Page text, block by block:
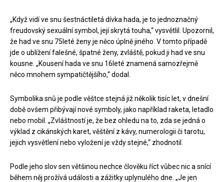
„Když vidí ve snu šestnáctiletá dívka hada, je to jednoznačný
freudovský sexuální symbol, její skrytá touha,“ vysvětlil. Upozornil,
že had ve snu 75leté ženy je něco úplně jiného. V tomto případě
jde o ublížení falešné, špatné ženy, zvláště, pokud ji had ve snu
kousne. „Kousení hada ve snu 16leté znamená samozřejmě
něco mnohem sympatičtějšího,“ dodal.
Symbolika snů je podle věštce stejná již několik tisíc let, v dnešní
době ovšem přibývají nové symboly, jako například raketa, letadlo
nebo mobil. „Zvláštností je, že bez ohledu na to, zda se jedná o
výklad z cikánských karet, věštění z kávy, numerologii či tarotu,
jejich vysvětlení nebo vyložení je vždy stejné,“ zhodnotil.
Podle jeho slov sen většinou nechce člověku říct vůbec nic a snící
během něj prožívá události a zážitky uplynulého dne. „Je jen